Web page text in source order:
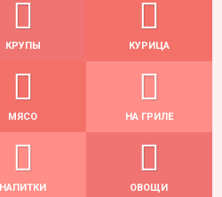
КРУПЫ КУРИЦА
МЯСО НА ГРИЛЕ
НАПИТКИ ОВОЩИ